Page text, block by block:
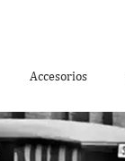
Accesorios